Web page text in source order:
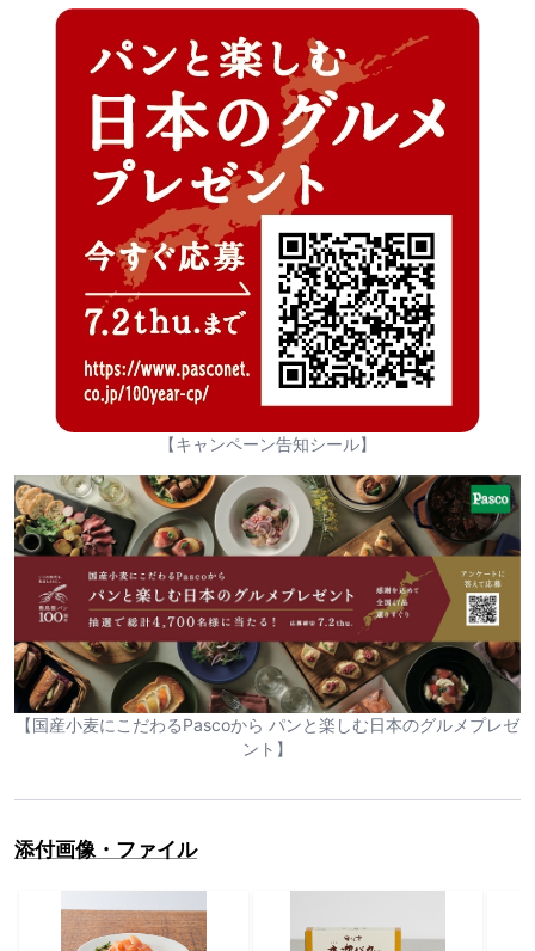
【キャンペーン告知シール】
【国産小麦にこだわるPascoから パンと楽しむ日本のグルメプレゼ
ント】
添付画像・ファイル